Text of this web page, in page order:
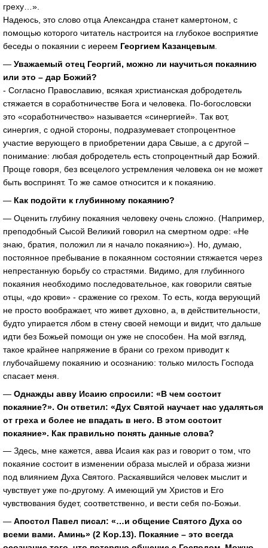
греху…».
Надеюсь, это слово отца Александра станет камертоном, с
помощью которого читатель настроится на глубокое восприятие
беседы о покаянии с иереем Георгием Казанцевым.
— Уважаемый отец Георгий, можно ли научиться покаянию
или это – дар Божий?
- Согласно Православию, всякая христианская добродетель
стяжается в соработничестве Бога и человека. По-богословски
это «соработничество» называется «синергией». Так вот,
синергия, с одной стороны, подразумевает стопроцентное
участие верующего в приобретении дара Свыше, а с другой –
понимание: любая добродетель есть стопроцентный дар Божий.
Проще говоря, без всецелого устремления человека он не может
быть воспринят. То же самое относится и к покаянию.
— Как подойти к глубинному покаянию?
— Оценить глубину покаяния человеку очень сложно. (Например,
преподобный Сысой Великий говорил на смертном одре: «Не
знаю, братия, положил ли я начало покаянию»). Но, думаю,
постоянное пребывание в покаянном состоянии стяжается через
непрестанную борьбу со страстями. Видимо, для глубинного
покаяния необходимо последовательное, как говорили святые
отцы, «до крови» - сражение со грехом. То есть, когда верующий
не просто воображает, что живет духовно, а, в действительности,
будто упирается лбом в стену своей немощи и видит, что дальше
идти без Божьей помощи он уже не способен. На мой взгляд,
такое крайнее напряжение в брани со грехом приводит к
глубочайшему покаянию и осознанию: только милость Господа
спасает меня.
— Однажды авву Исаию спросили: «В чем состоит
покаяние?». Он ответил: «Дух Святой научает нас удаляться
от греха и более не впадать в него. В этом состоит
покаяние». Как правильно понять данные слова?
— Здесь, мне кажется, авва Исаия как раз и говорит о том, что
покаяние состоит в изменении образа мыслей и образа жизни
под влиянием Духа Святого. Раскаявшийся человек мыслит и
чувствует уже по-другому. А имеющий ум Христов и Его
чувствования будет, соответственно, и вести себя по-Божьи.
— Апостол Павел писал: «…и общение Святого Духа со
всеми вами. Аминь» (2 Кор.13). Покаяние – это всегда